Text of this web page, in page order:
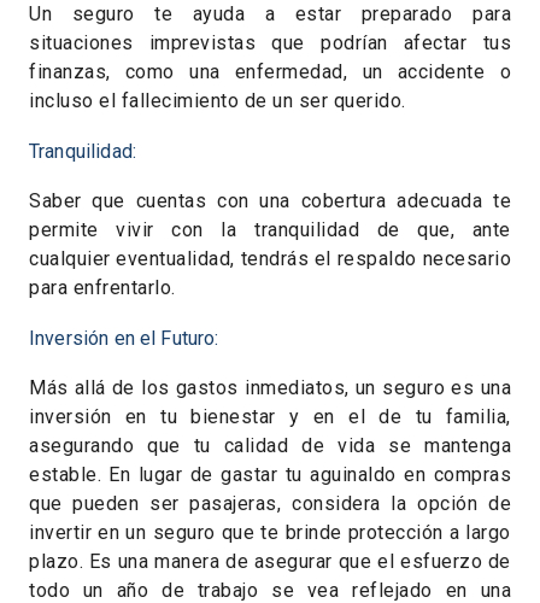
Un seguro te ayuda a estar preparado para
situaciones imprevistas que podrían afectar tus
finanzas, como una enfermedad, un accidente o
incluso el fallecimiento de un ser querido.
Tranquilidad:
Saber que cuentas con una cobertura adecuada te
permite vivir con la tranquilidad de que, ante
cualquier eventualidad, tendrás el respaldo necesario
para enfrentarlo.
Inversión en el Futuro:
Más allá de los gastos inmediatos, un seguro es una
inversión en tu bienestar y en el de tu familia,
asegurando que tu calidad de vida se mantenga
estable. En lugar de gastar tu aguinaldo en compras
que pueden ser pasajeras, considera la opción de
invertir en un seguro que te brinde protección a largo
plazo. Es una manera de asegurar que el esfuerzo de
todo un año de trabajo se vea reflejado en una